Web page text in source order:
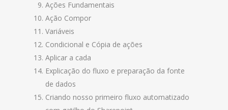
Ações Fundamentais
Ação Compor
Variáveis
Condicional e Cópia de ações
Aplicar a cada
Explicação do fluxo e preparação da fonte
de dados
Criando nosso primeiro fluxo automatizado